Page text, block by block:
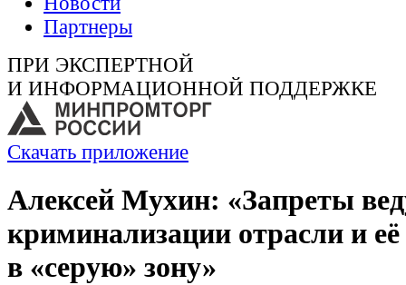
Партнеры
ПРИ ЭКСПЕРТНОЙ
И ИНФОРМАЦИОННОЙ ПОДДЕРЖКЕ
Скачать приложение
Алексей Мухин: «Запреты
криминализации отрасли и её
в «серую» зону»